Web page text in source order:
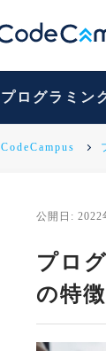
プログラミン
CodeCampus
公開日: 2022
プロ
の特